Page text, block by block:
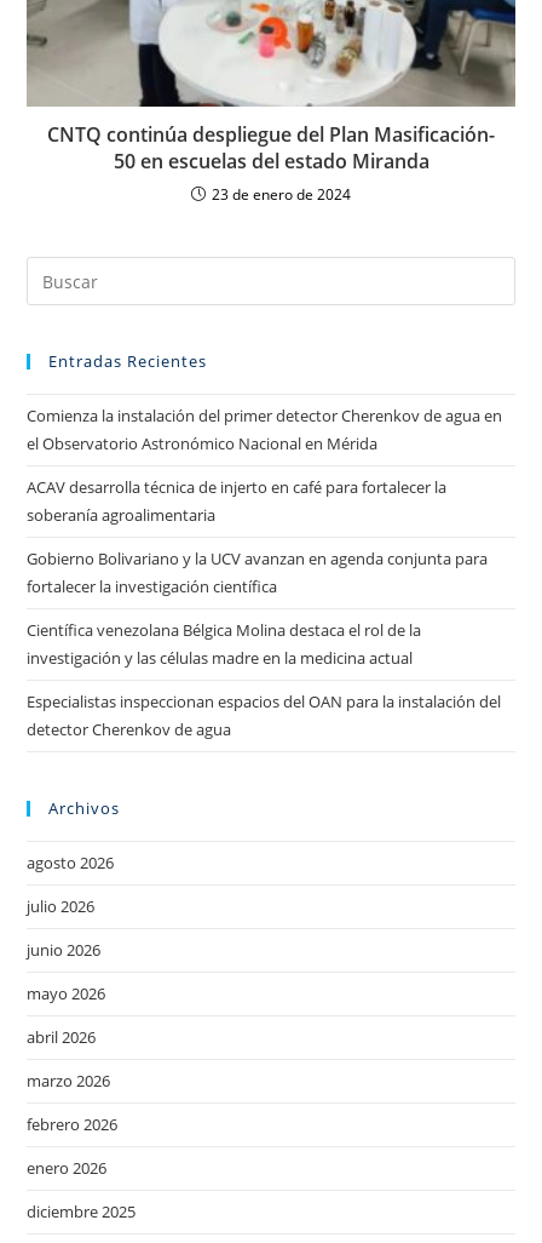
CNTQ continúa despliegue del Plan Masificación-
50 en escuelas del estado Miranda
23 de enero de 2024
Entradas Recientes
Comienza la instalación del primer detector Cherenkov de agua en
el Observatorio Astronómico Nacional en Mérida
ACAV desarrolla técnica de injerto en café para fortalecer la
soberanía agroalimentaria
Gobierno Bolivariano y la UCV avanzan en agenda conjunta para
fortalecer la investigación científica
Científica venezolana Bélgica Molina destaca el rol de la
investigación y las células madre en la medicina actual
Especialistas inspeccionan espacios del OAN para la instalación del
detector Cherenkov de agua
Archivos
agosto 2026
julio 2026
junio 2026
mayo 2026
abril 2026
marzo 2026
febrero 2026
enero 2026
diciembre 2025